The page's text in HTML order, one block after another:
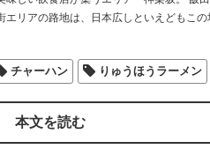
リアの路地は、日本広しといえどもこの
チャーハン りゅうほうラーメン
本文を読む